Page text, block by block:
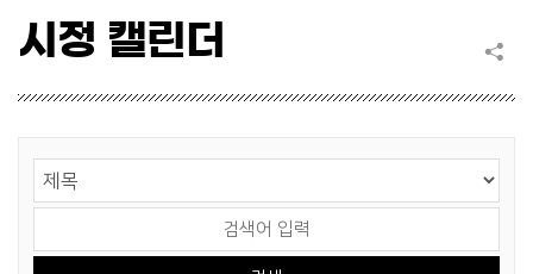
시정 캘린더